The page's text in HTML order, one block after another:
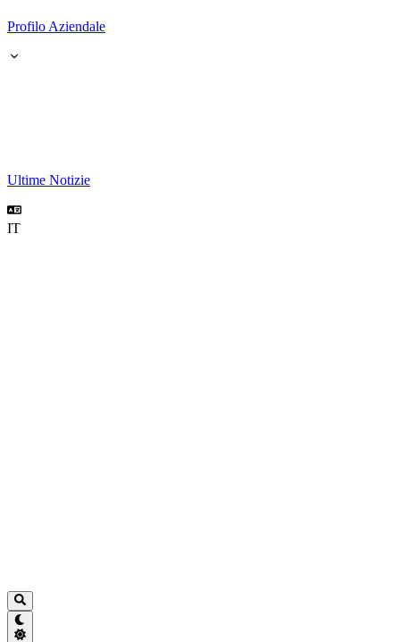
Profilo Aziendale
Ultime Notizie
IT